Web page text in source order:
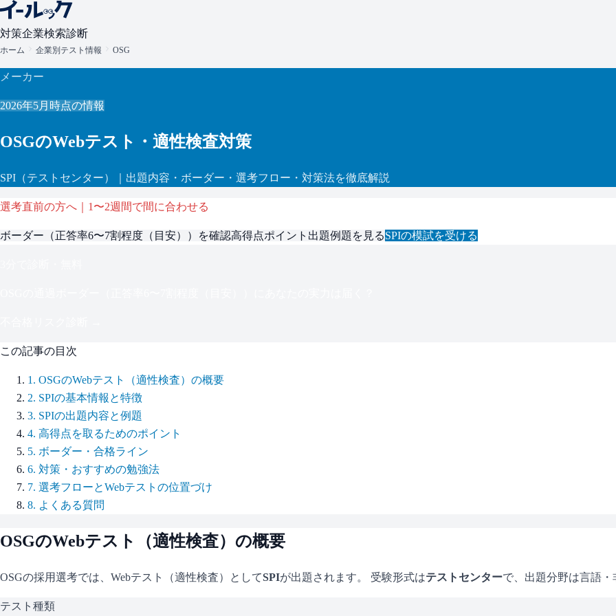
対策企業検索診断
ホーム 企業別テスト情報 OSG
メーカー
2026年5月 時点の情報
OSGのWebテスト・適性検査対策
SPI （テストセンター） ｜出題内容・ボーダー・選考フロー・対策法を徹底解説
選考直前の方へ｜1〜2週間で間に合わせる
ボーダー（正答率6〜7割程度（目安） ）を確認高得点ポイント 出題例題を見るSPIの模試を受ける
この記事の目次
1 . OSGのWebテスト（適性検査）の概要
2. SPIの基本情報と特徴
3. SPIの出題内容と例題
4. 高得点を取るためのポイント
5. ボーダー・合格ライン
6. 対策・おすすめの勉強法
7. 選考フローとWebテストの位置づけ
8. よくある質問
OSGのWebテスト（適性検査）の概要
OSGの採用選考では、Webテスト（適性検査）としてSPIが出題されます。 受験形式はテストセンターで、 出題分野は言語・
テスト種類